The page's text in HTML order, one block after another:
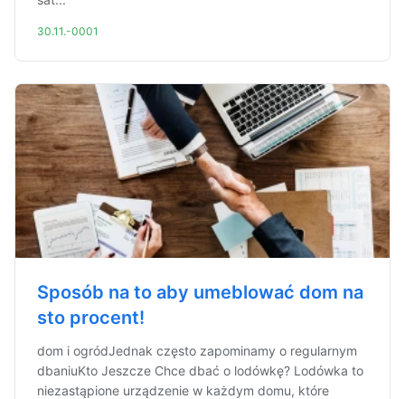
30.11.-0001
Sposób na to aby umeblować dom na
sto procent!
dom i ogródJednak często zapominamy o regularnym
dbaniuKto Jeszcze Chce dbać o lodówkę? Lodówka to
niezastąpione urządzenie w każdym domu, które